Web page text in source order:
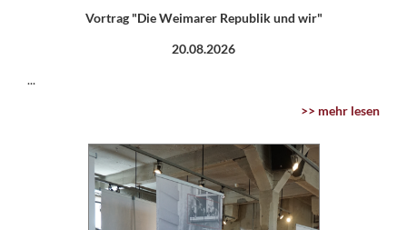
Vortrag "Die Weimarer Republik und wir"
20.08.2026
...
>> mehr lesen